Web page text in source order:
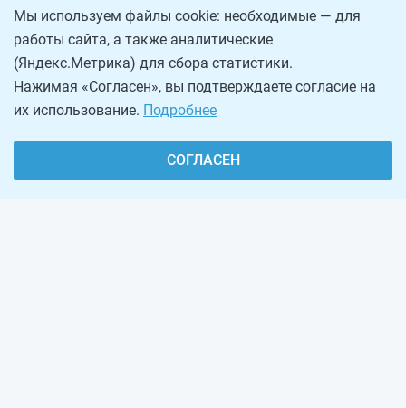
Мы используем файлы cookie: необходимые — для
работы сайта, а также аналитические
(Яндекс.Метрика) для сбора статистики.
Нажимая «Согласен», вы подтверждаете согласие на
их использование. Подробнее
СОГЛАСЕН